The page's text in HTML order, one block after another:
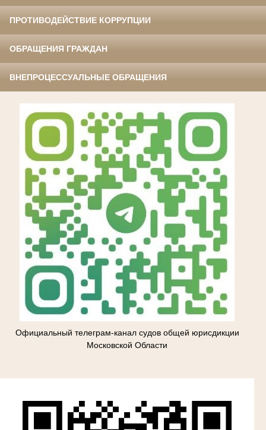
ПРОТИВОДЕЙСТВИЕ КОРРУПЦИИ
ОБРАЩЕНИЯ ГРАЖДАН
ВНЕПРОЦЕССУАЛЬНЫЕ ОБРАЩЕНИЯ
Официальный телеграм-канал судов общей юрисдикции
Московской Области